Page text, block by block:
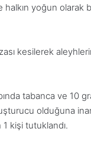
halkın yoğun
kesilerek
tabanca ve 10
olduğuna
kişi tutuklandı.